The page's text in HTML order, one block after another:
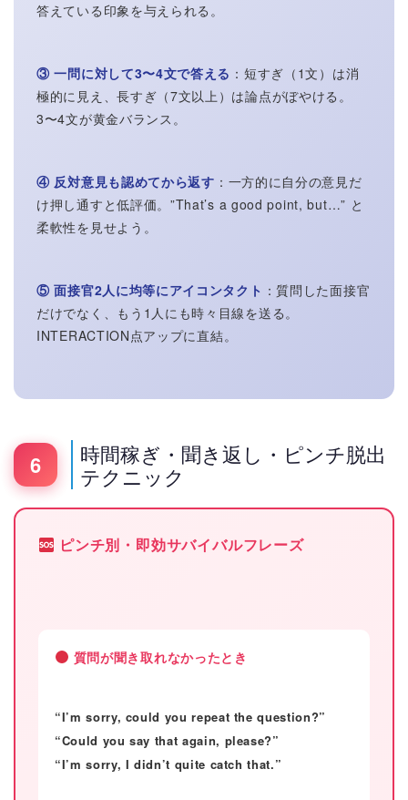
答えている印象を与えられる。
③ 一問に対して3〜4文で答える ：短すぎ（1文）は消
極的に見え、長すぎ（7文以上）は論点がぼやける。
3〜4文が黄金バランス。
④ 反対意見も認めてから返す ：一方的に自分の意見だ
け押し通すと低評価。”That’s a good point, but…” と
柔軟性を見せよう。
⑤ 面接官2人に均等にアイコンタクト ：質問した面接官
だけでなく、もう1人にも時々目線を送る。
INTERACTION点アップに直結。
6
時間稼ぎ・聞き返し・ピンチ脱出
テクニック
ピンチ別・即効サバイバルフレーズ
質問が聞き取れなかったとき
“I’m sorry, could you repeat the question?”
“Could you say that again, please?”
“I’m sorry, I didn’t quite catch that.”